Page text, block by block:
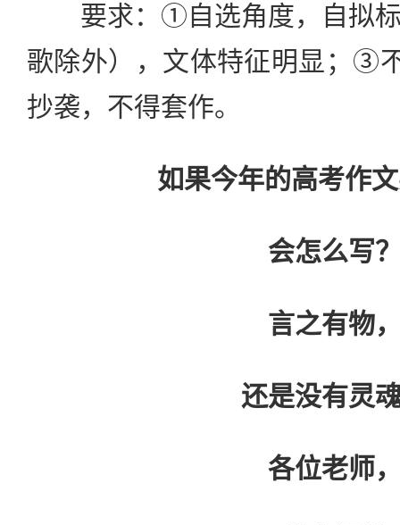
要求：①自选角度，自拟标
歌除外），文体特征明显；③
抄袭，不得套作。
如果今年的高考作
会怎么写
言之有物
还是没有灵
各位老师